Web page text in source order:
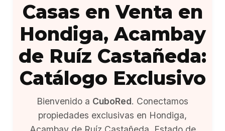
Casas en Venta en
Hondiga, Acambay
de Ruíz Castañeda:
Catálogo Exclusivo
Bienvenido a CuboRed. Conectamos
propiedades exclusivas en Hondiga,